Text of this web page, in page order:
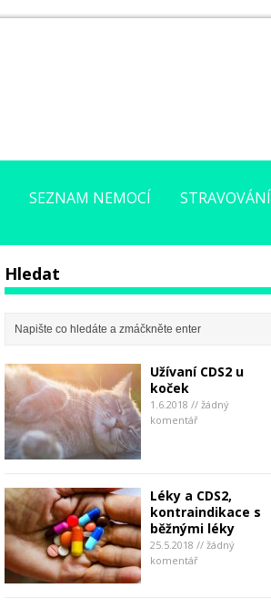
SEZNAM NEMOCÍ STRAVOVÁNÍ
Hledat
Užívaní CDS2 u
koček
1.6.2018 // žádný
komentář
Léky a CDS2,
kontraindikace s
běžnými léky
25.5.2018 // žádný
komentář